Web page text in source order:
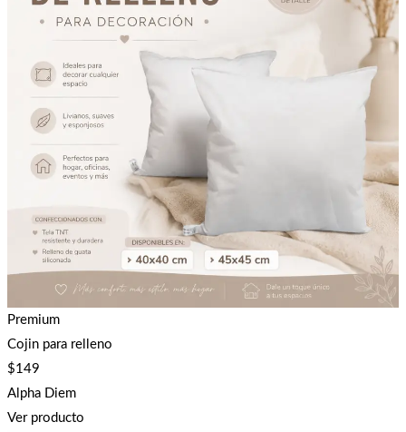
Premium
Cojin para relleno
$149
Alpha Diem
Ver producto